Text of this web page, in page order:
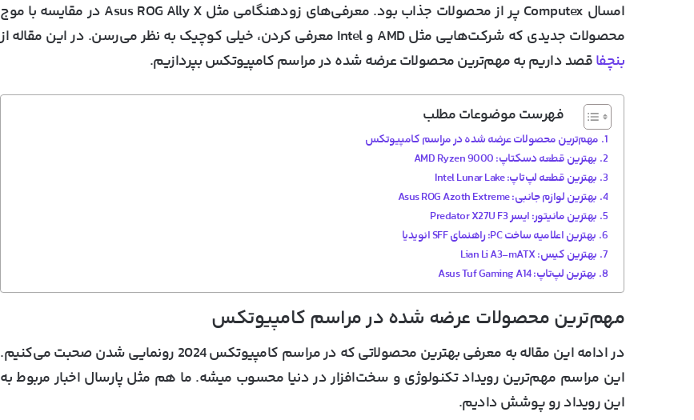
امسال Computex پر از محصولات جذاب بود. معرفی‌های زودهنگامی مثل Asus ROG Ally X در مقایسه با موج
محصولات جدیدی که شرکت‌هایی مثل AMD و Intel معرفی کردن، خیلی کوچیک به نظر می‌رسن. در این مقاله از
بنچفاقصد داریم به مهم‌ترین محصولات عرضه شده در مراسم کامپیوتکس بپردازیم.
فهرست موضوعات مطلب
مهم‌ترین محصولات عرضه شده در مراسم کامپیوتکس
بهترین قطعه دسکتاپ: AMD Ryzen 9000
بهترین قطعه لپ‌تاپ: Intel Lunar Lake
بهترین لوازم جانبی: Asus ROG Azoth Extreme
بهترین مانیتور: ایسر Predator X27U F3
بهترین اعلامیه ساخت PC: راهنمای SFF انویدیا
بهترین کیس: Lian Li A3-mATX
بهترین لپ‌تاپ: Asus Tuf Gaming A14
مهم‌ترین محصولات عرضه شده در مراسم کامپیوتکس
در ادامه این مقاله به معرفی بهترین محصولاتی که در مراسم کامپیوتکس 2024 رونمایی شدن صحبت می‌کنیم.
این مراسم مهم‌ترین رویداد تکنولوژی و سخت‌افزار در دنیا محسوب میشه. ما هم مثل پارسال اخبار مربوط به
این رویداد رو پوشش دادیم.